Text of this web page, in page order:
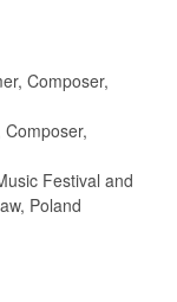
Composer,
Festival and
Poland